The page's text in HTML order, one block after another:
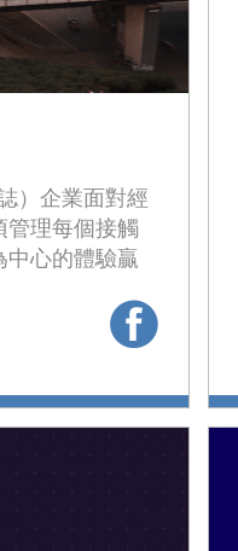
）企業面對經
管理每個接觸
心的體驗贏